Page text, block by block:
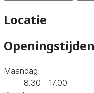
Locatie
Openingstijden
Maandag
8.30 - 17.00